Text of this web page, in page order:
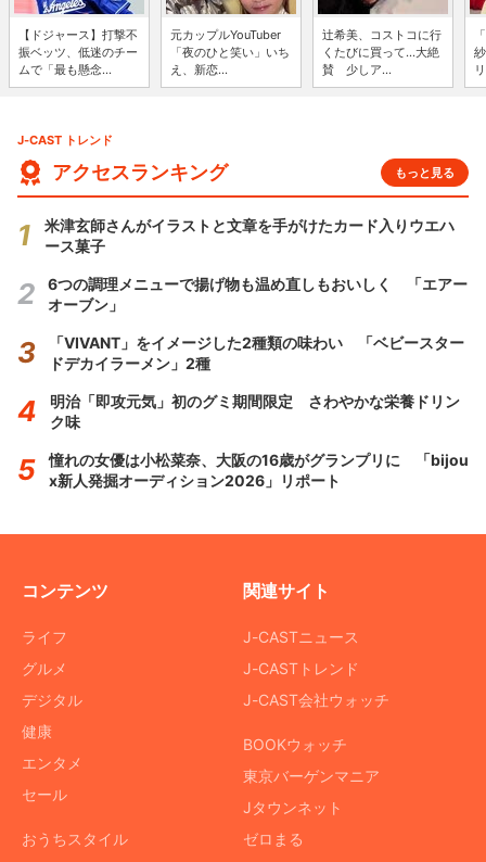
【ドジャース】打撃不
振ベッツ、低迷のチー
ムで「最も懸念...
元カップルYouTuber
「夜のひと笑い」いち
え、新恋...
辻希美、コストコに行
くたびに買って...大絶
賛 少しア...
J-CAST トレンド
アクセスランキング もっと見る
米津玄師さんがイラストと文章を手がけたカード入りウエハ
ース菓子
6つの調理メニューで揚げ物も温め直しもおいしく 「エアー
オーブン」
「VIVANT」をイメージした2種類の味わい 「ベビースター
ドデカイラーメン」2種
明治「即攻元気」初のグミ期間限定 さわやかな栄養ドリン
ク味
憧れの女優は小松菜奈、大阪の16歳がグランプリに 「bijou
x新人発掘オーディション2026」リポート
コンテンツ
ライフ
グルメ
デジタル
健康
エンタメ
セール
おうちスタイル
関連サイト
J-CASTニュース
J-CASTトレンド
J-CAST会社ウォッチ
BOOKウォッチ
東京バーゲンマニア
Jタウンネット
ゼロまる